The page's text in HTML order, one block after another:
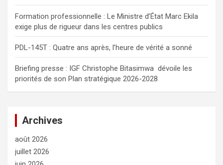
Formation professionnelle : Le Ministre d’État Marc Ekila
exige plus de rigueur dans les centres publics
PDL-145T : Quatre ans après, l’heure de vérité a sonné
Briefing presse : IGF Christophe Bitasimwa dévoile les
priorités de son Plan stratégique 2026-2028
Archives
août 2026
juillet 2026